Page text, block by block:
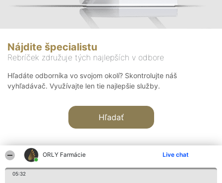
ORLY Farmácie Live chat
05:32
Nájdite špecialistu
Rebríček združuje tých najlepších v odbore
Hľadáte odborníka vo svojom okolí? Skontrolujte náš
vyhľadávač. Využívajte len tie najlepšie služby.
Hľadať